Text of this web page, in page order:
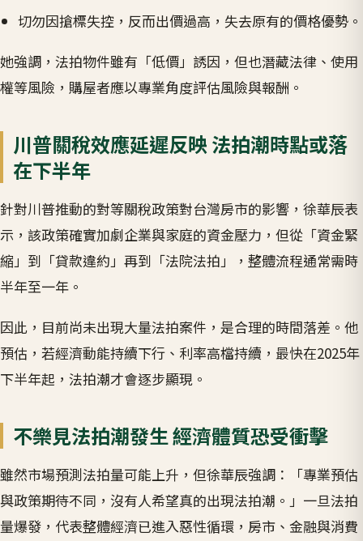
切勿因搶標失控，反而出價過高，失去原有的價格優勢。
她強調，法拍物件雖有「低價」誘因，但也潛藏法律、使用
權等風險，購屋者應以專業角度評估風險與報酬。
川普關稅效應延遲反映 法拍潮時點或落
在下半年
針對川普推動的對等關稅政策對台灣房市的影響，徐華辰表
示，該政策確實加劇企業與家庭的資金壓力，但從「資金緊
縮」到「貸款違約」再到「法院法拍」，整體流程通常需時
半年至一年。
因此，目前尚未出現大量法拍案件，是合理的時間落差。他
預估，若經濟動能持續下行、利率高檔持續，最快在2025年
下半年起，法拍潮才會逐步顯現。
不樂見法拍潮發生 經濟體質恐受衝擊
雖然市場預測法拍量可能上升，但徐華辰強調：「專業預估
與政策期待不同，沒有人希望真的出現法拍潮。」一旦法拍
量爆發，代表整體經濟已進入惡性循環，房市、金融與消費